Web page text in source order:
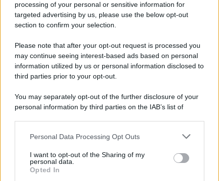
processing of your personal or sensitive information for
targeted advertising by us, please use the below opt-out
section to confirm your selection.
Please note that after your opt-out request is processed you
may continue seeing interest-based ads based on personal
information utilized by us or personal information disclosed to
third parties prior to your opt-out.
You may separately opt-out of the further disclosure of your
personal information by third parties on the IAB’s list of
This information may also be disclosed by us to third parties
disclose it to other third parties.
Please note that this website/app uses one or more Google
Personal Data Processing Opt Outs
I want to opt-out of the Sharing of my
personal data.
Opted In
Ricevi LE FRASI PIÙ BELLE via e-mail
E-mail